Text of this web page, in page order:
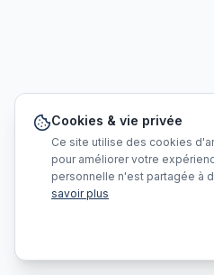
Cookies & vie privée
Ce site utilise des cookies
pour améliorer votre
personnelle n'est partagée à
savoir plus